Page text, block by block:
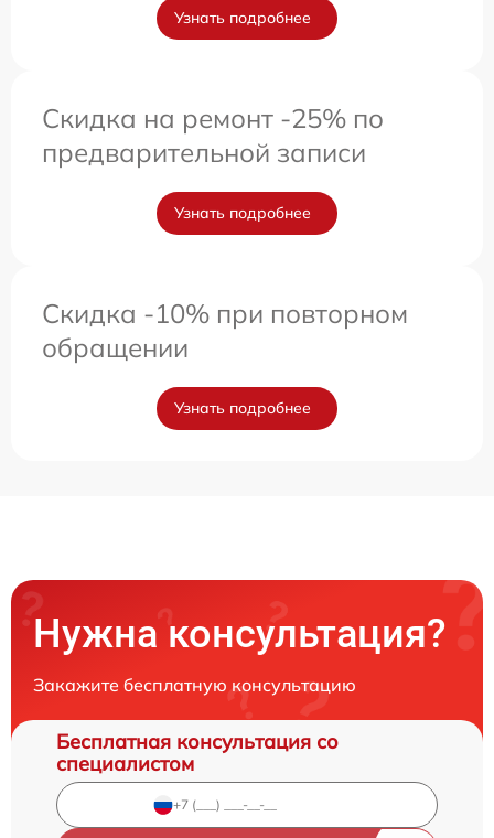
Узнать подробнее
Скидка на ремонт -25% по
предварительной записи
Узнать подробнее
Скидка -10% при повторном
обращении
Узнать подробнее
Нужна консультация?
Закажите бесплатную консультацию
Бесплатная консультация со
специалистом